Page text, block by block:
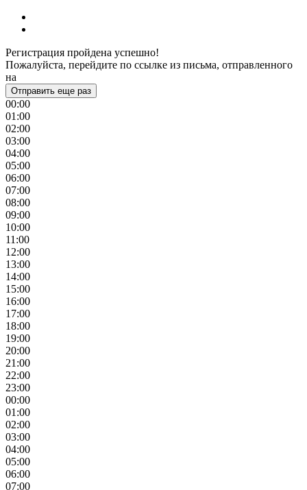
Регистрация пройдена успешно!
Пожалуйста, перейдите по ссылке из письма, отправленного
на
Отправить еще раз
00:00
01:00
02:00
03:00
04:00
05:00
06:00
07:00
08:00
09:00
10:00
11:00
12:00
13:00
14:00
15:00
16:00
17:00
18:00
19:00
20:00
21:00
22:00
23:00
00:00
01:00
02:00
03:00
04:00
05:00
06:00
07:00